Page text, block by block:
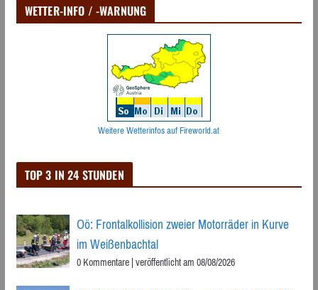
WETTER-INFO / -WARNUNG
Weitere Wetterinfos auf Fireworld.at
TOP 3 IN 24 STUNDEN
Oö: Frontalkollision zweier Motorräder in Kurve
im Weißenbachtal
0 Kommentare|veröffentlicht am 08/08/2026